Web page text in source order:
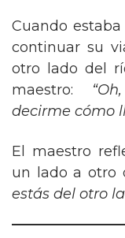
Cuando
continuar su
otro lado del
maestro:
decirme cómo
El maestro
un lado a otro
estás del otro